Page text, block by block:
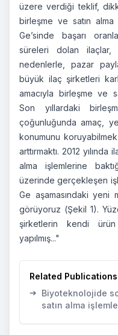
üzere verdiği teklif,
birleşme ve satın
Ge’sinde başarı
süreleri dolan
nedenlerle, pazar
büyük ilaç şirketleri
amacıyla birleşme ve
Son yıllardaki
çoğunluğunda amaç,
konumunu koruyabilmek
arttırmaktı. 2012
alma işlemlerine
üzerinde gerçekleşen
Ge aşamasındaki yeni
görüyoruz (Şekil 1).
şirketlerin kendi
yapılmış..."
Related Publications
➔ Biyoteknolojide
satın alma